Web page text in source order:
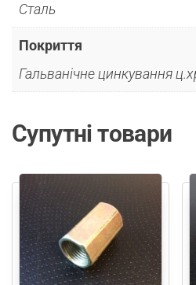
Сталь
Покриття
Гальванічне цинкування
Супутні товари